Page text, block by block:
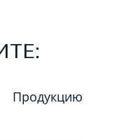
Продукцию